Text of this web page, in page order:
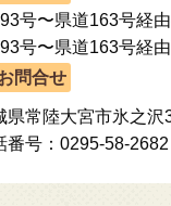
号〜県道163号経
号〜県道163号経
県常陸大宮市氷之沢
番号：0295-58-2682